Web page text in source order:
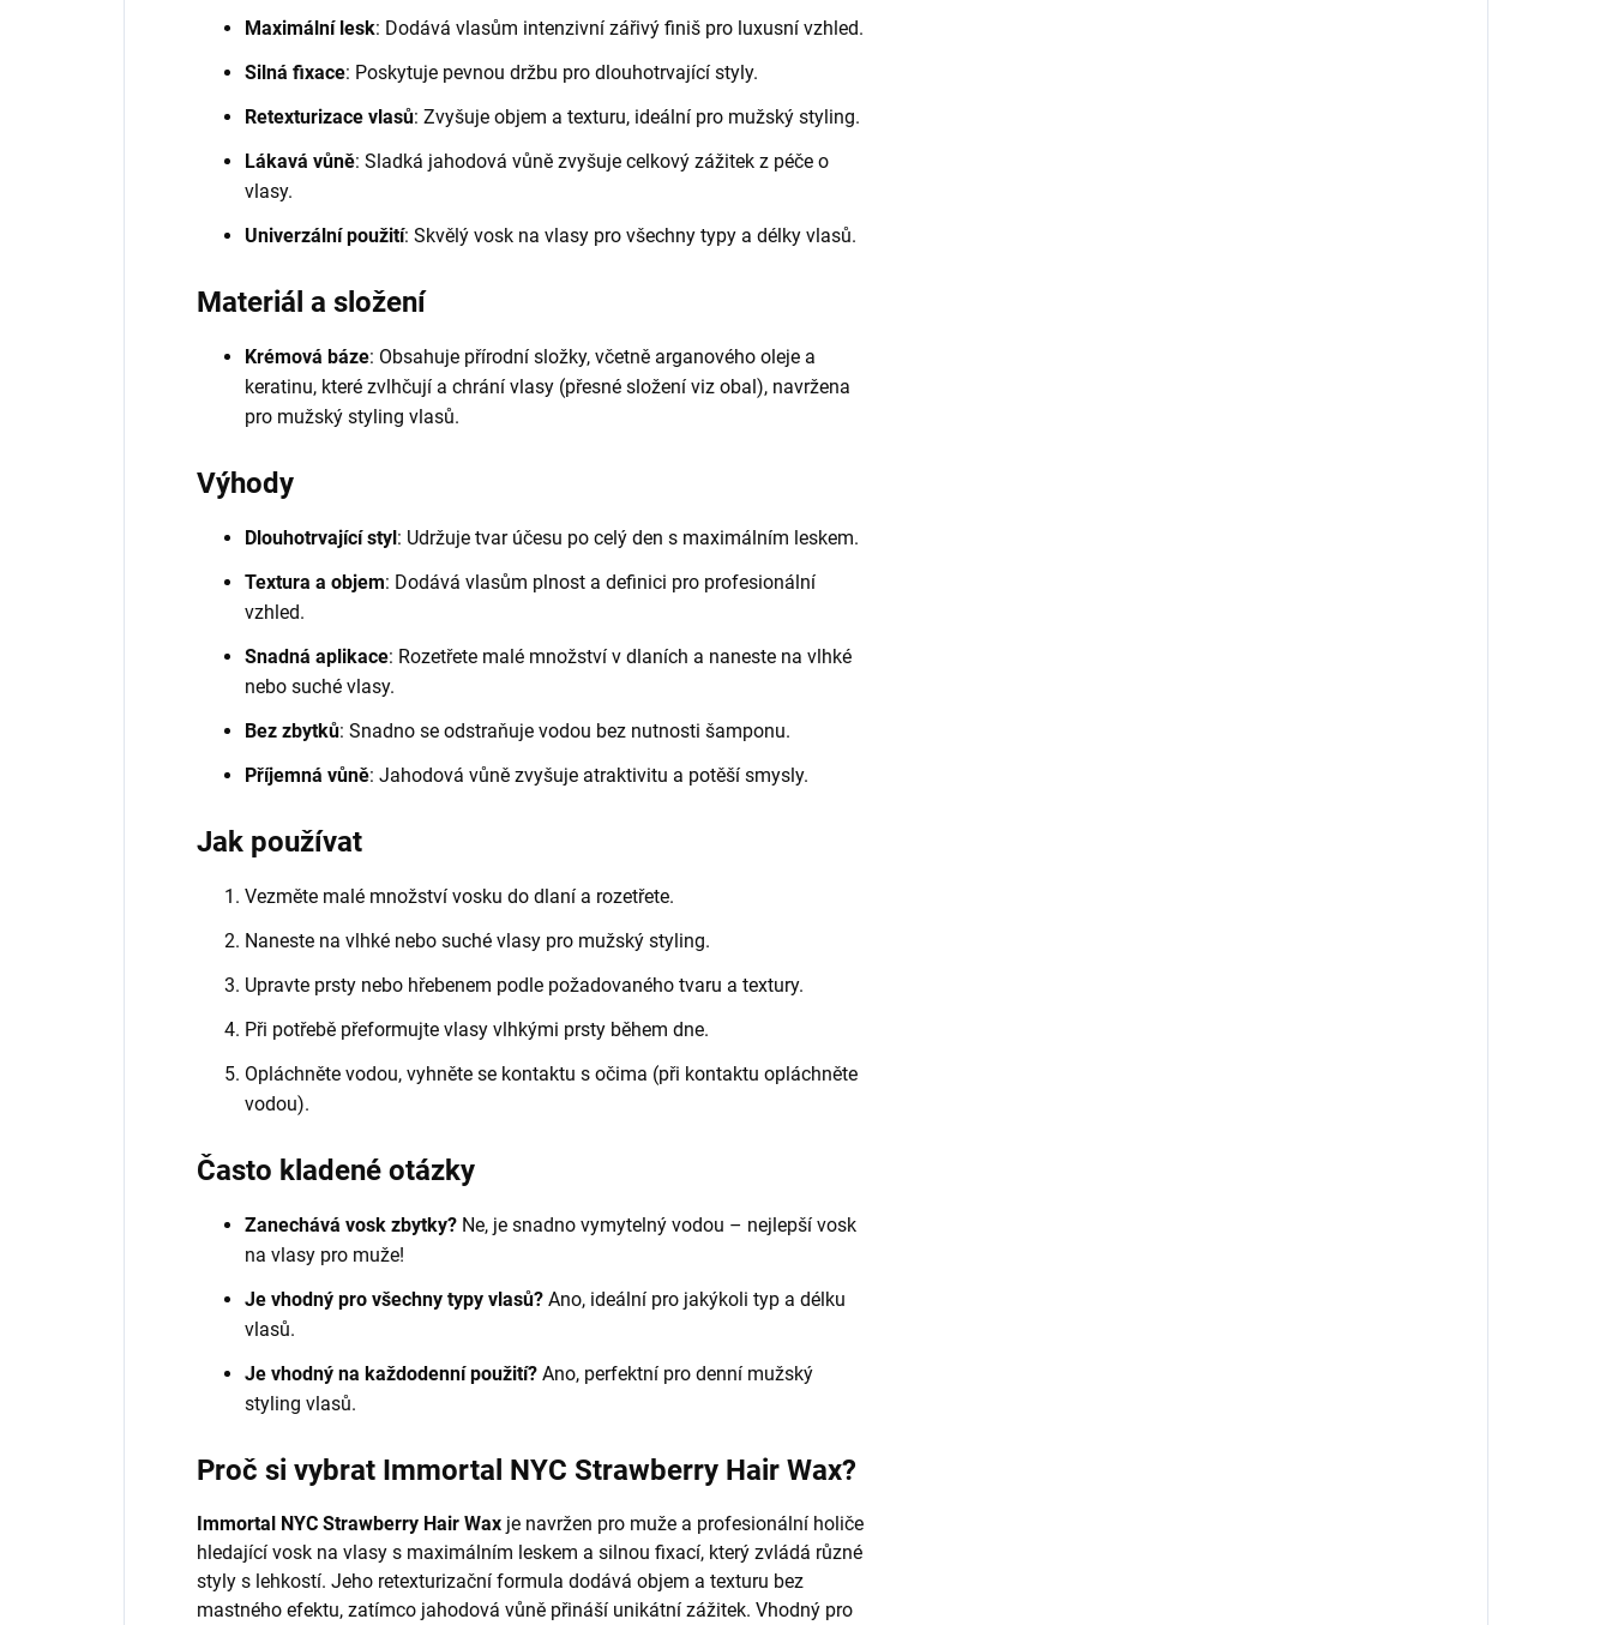
Maximální lesk: Dodává vlasům intenzivní zářivý finiš pro luxusní vzhled.
Silná fixace: Poskytuje pevnou držbu pro dlouhotrvající styly.
Retexturizace vlasů: Zvyšuje objem a texturu, ideální pro mužský styling.
Lákavá vůně: Sladká jahodová vůně zvyšuje celkový zážitek z péče o
vlasy.
Univerzální použití: Skvělý vosk na vlasy pro všechny typy a délky vlasů.
Materiál a složení
Krémová báze: Obsahuje přírodní složky, včetně arganového oleje a
keratinu, které zvlhčují a chrání vlasy (přesné složení viz obal), navržena
pro mužský styling vlasů.
Výhody
Dlouhotrvající styl: Udržuje tvar účesu po celý den s maximálním leskem.
Textura a objem: Dodává vlasům plnost a definici pro profesionální
vzhled.
Snadná aplikace: Rozetřete malé množství v dlaních a naneste na vlhké
nebo suché vlasy.
Bez zbytků: Snadno se odstraňuje vodou bez nutnosti šamponu.
Příjemná vůně: Jahodová vůně zvyšuje atraktivitu a potěší smysly.
Jak používat
Vezměte malé množství vosku do dlaní a rozetřete.
Naneste na vlhké nebo suché vlasy pro mužský styling.
Upravte prsty nebo hřebenem podle požadovaného tvaru a textury.
Při potřebě přeformujte vlasy vlhkými prsty během dne.
Opláchněte vodou, vyhněte se kontaktu s očima (při kontaktu opláchněte
vodou).
Často kladené otázky
Zanechává vosk zbytky? Ne, je snadno vymytelný vodou – nejlepší vosk
na vlasy pro muže!
Je vhodný pro všechny typy vlasů? Ano, ideální pro jakýkoli typ a délku
vlasů.
Je vhodný na každodenní použití? Ano, perfektní pro denní mužský
styling vlasů.
Proč si vybrat Immortal NYC Strawberry Hair Wax?
Immortal NYC Strawberry Hair Wax je navržen pro muže a profesionální holiče
hledající vosk na vlasy s maximálním leskem a silnou fixací, který zvládá různé
styly s lehkostí. Jeho retexturizační formula dodává objem a texturu bez
mastného efektu, zatímco jahodová vůně přináší unikátní zážitek. Vhodný pro